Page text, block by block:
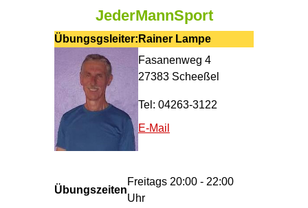
JederMannSport
Übungsgsleiter: Rainer Lampe
Fasanenweg 4
27383 Scheeßel
Tel: 04263-3122
E-Mail
Übungszeiten
Freitags 20:00 - 22:00
Uhr